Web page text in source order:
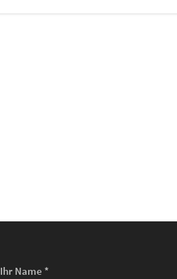
Ihr Name *